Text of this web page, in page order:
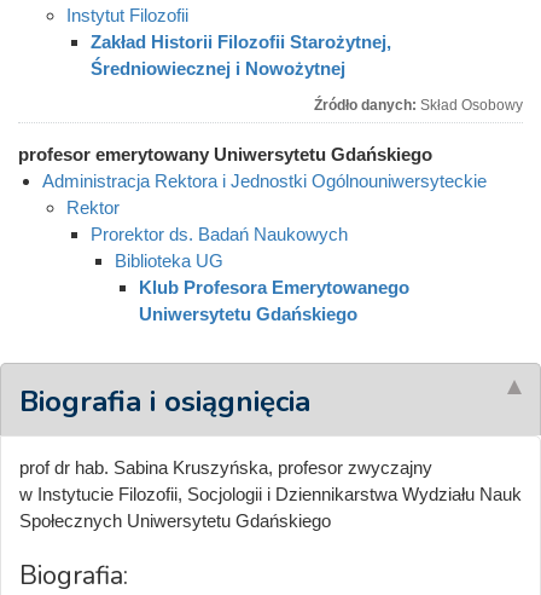
Instytut Filozofii
Zakład Historii Filozofii Starożytnej,
Średniowiecznej i Nowożytnej
Źródło danych: Skład Osobowy
profesor emerytowany Uniwersytetu Gdańskiego
Administracja Rektora i Jednostki Ogólnouniwersyteckie
Rektor
Prorektor ds. Badań Naukowych
Biblioteka UG
Klub Profesora Emerytowanego
Uniwersytetu Gdańskiego
Biografia i osiągnięcia
prof dr hab. Sabina Kruszyńska, profesor zwyczajny
w Instytucie Filozofii, Socjologii i Dziennikarstwa Wydziału Nauk
Społecznych Uniwersytetu Gdańskiego
Biografia: